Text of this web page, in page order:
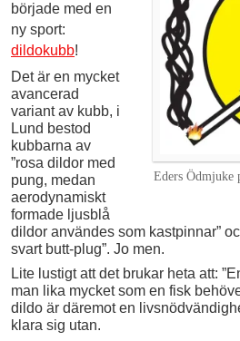
Eders Ödmjuke
började med en
ny sport:
dildokubb!
Det är en mycket
avancerad
variant av kubb, i
Lund bestod
kubbarna av
”rosa dildor med
pung, medan
aerodynamiskt
formade ljusblå
dildor användes som kastpinnar”
svart butt-plug”. Jo men.
Lite lustigt att det brukar heta att:
man lika mycket som en fisk
dildo är däremot en
klara sig utan.